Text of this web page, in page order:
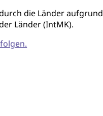
die Länder aufgrund
Länder (IntMK).